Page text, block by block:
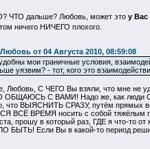
ЧТО дальше? Любовь, может это у Вас
ничего НИЧЕГО плохого.
от 04 Августа 2010, 08:59:08
мои граничные условия,
уязвим? - тот, кого это
Любовь, С ЧЕГО Вы взяли, что мне не
С ВАМИ! Надо же, как люди
что ВЫЯСНИТЬ СРАЗУ, путём прямых
ВСЁ ВРЕМЯ носить с собой тяжёлым
прошу в который раз, ГДЕ я что-то
БЫТЬ! Если Вы в какой-то период